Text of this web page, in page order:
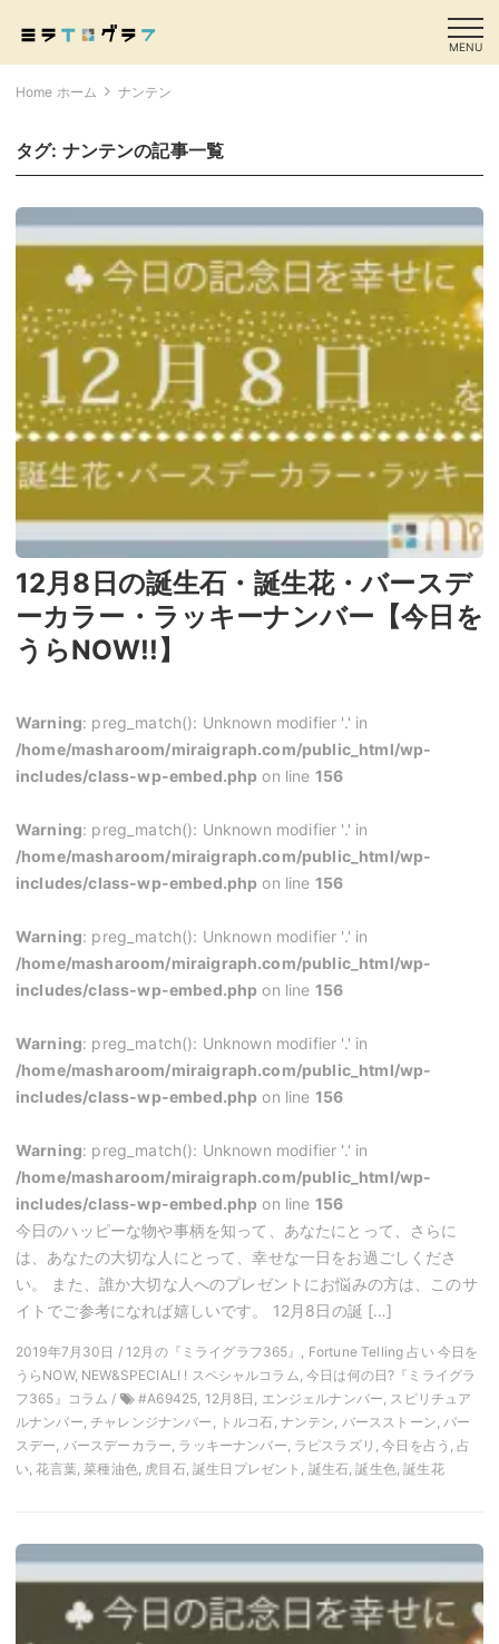
MENU
Home ホーム ナンテン
タグ: ナンテンの記事一覧
12月8日の誕生石・誕生花・バースデ
ーカラー・ラッキーナンバー【今日を
うらNOW!!】
Warning: preg_match(): Unknown modifier '.' in
/home/masharoom/miraigraph.com/public_html/wp-
includes/class-wp-embed.php on line 156
Warning: preg_match(): Unknown modifier '.' in
/home/masharoom/miraigraph.com/public_html/wp-
includes/class-wp-embed.php on line 156
Warning: preg_match(): Unknown modifier '.' in
/home/masharoom/miraigraph.com/public_html/wp-
includes/class-wp-embed.php on line 156
Warning: preg_match(): Unknown modifier '.' in
/home/masharoom/miraigraph.com/public_html/wp-
includes/class-wp-embed.php on line 156
Warning: preg_match(): Unknown modifier '.' in
/home/masharoom/miraigraph.com/public_html/wp-
includes/class-wp-embed.php on line 156
今日のハッピーな物や事柄を知って、あなたにとって、さらに
は、あなたの大切な人にとって、幸せな一日をお過ごしくださ
い。 また、誰か大切な人へのプレゼントにお悩みの方は、このサ
イトでご参考になれば嬉しいです。 12月8日の誕 […]
2019年7月30日 / 12月の『ミライグラフ365』, Fortune Telling 占い 今日を
うらNOW, NEW&SPECIAL! ! スペシャルコラム, 今日は何の日?『ミライグラ
フ365』コラム /
#A69425, 12月8日, エンジェルナンバー, スピリチュア
ルナンバー, チャレンジナンバー, トルコ石, ナンテン, バースストーン, バー
スデー, バースデーカラー, ラッキーナンバー, ラピスラズリ, 今日を占う, 占
い, 花言葉, 菜種油色, 虎目石, 誕生日プレゼント, 誕生石, 誕生色, 誕生花